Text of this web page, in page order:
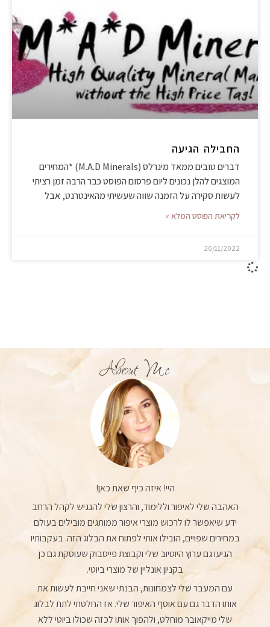
החבילה הגיעה
דברים טובים ממאד מינרלס (M.A.D Minerals) *המחירים
המוצגים להלן נכונים ליום פרסום הפוסט כבר הרבה זמן רציתי
לעשות סקירה על הזמנה שווה שעשיתי מהאינטרנט, אבל
לקריאת הפוסט המלא »
20/11/2022
About Me
היי! איזה כיף שאת כאן!
האהבה שלי לאיפור וללימוד, והרצון שלי להנגיש לקהל הרחב
ידע שיאפשר לו לרכוש מוצרי איפור ממותגים מובילים בעולם
במחירים שפויים, הובילו אותי לפתוח את הבלוג הזה. בעקבותיו
הגיעו גם ערוץ היוטיוב שלי וקבוצת פייסבוק שעוסקת גם כן
בקניון אונליין של מוצרי ביוטי.
עם המעבר שלי לצמחונות, הבנתי שאני חייבת לעשות את
אותו הדבר גם עם אוסף האיפור שלי. אז החלטתי לתת לבלוג
שלי מייקאובר מוחלט, ולהפוך אותו לכזה שכולו ביוטי ללא